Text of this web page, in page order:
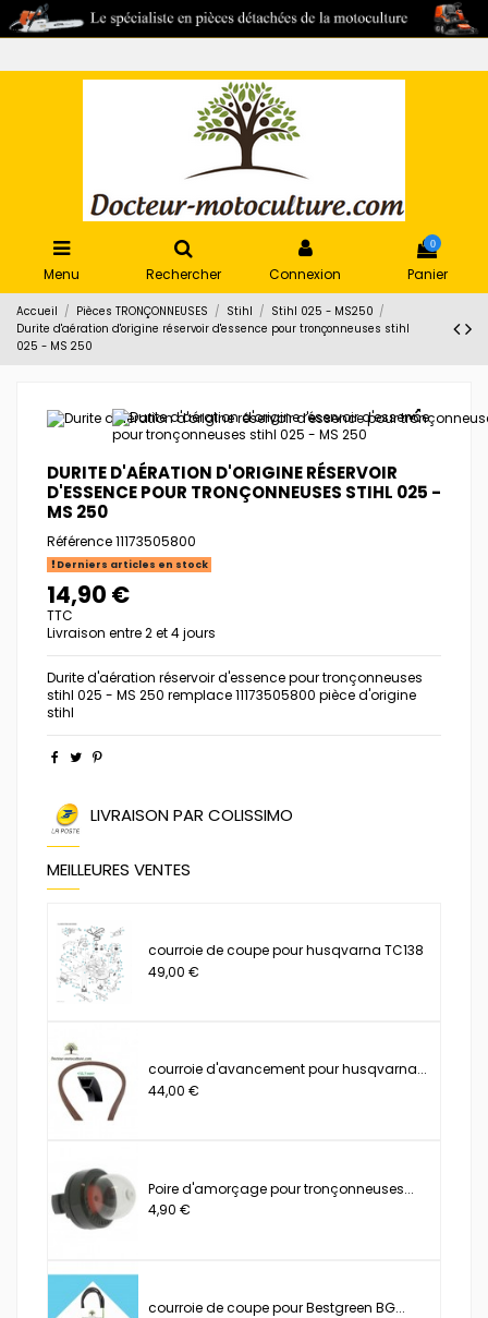
Menu Rechercher Connexion
0
Panier
Accueil Pièces TRONÇONNEUSES Stihl
Stihl 025 - MS250
Durite d'aération d'origine réservoir d'essence pour tronçonneuses stihl
025 - MS 250
DURITE D'AÉRATION D'ORIGINE RÉSERVOIR
D'ESSENCE POUR TRONÇONNEUSES STIHL 025 -
MS 250
Référence11173505800
Derniers articles en stock
14,90 €
TTC
Livraison entre 2 et 4 jours
Durite d'aération réservoir d'essence pour tronçonneuses
stihl 025 - MS 250 remplace 11173505800 pièce d'origine
stihl
LIVRAISON PAR COLISSIMO
MEILLEURES VENTES
courroie de coupe pour husqvarna TC138
49,00 €
courroie d'avancement pour husqvarna...
44,00 €
Poire d'amorçage pour tronçonneuses...
4,90 €
courroie de coupe pour Bestgreen BG...